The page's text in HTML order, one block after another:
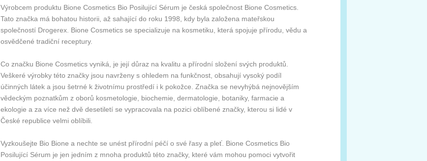
Výrobcem produktu Bione Cosmetics Bio Posilující Sérum je česká společnost Bione Cosmetics.
Tato značka má bohatou historii, až sahající do roku 1998, kdy byla založena mateřskou
společností Drogerex. Bione Cosmetics se specializuje na kosmetiku, která spojuje přírodu, vědu a
osvědčené tradiční receptury.
Co značku Bione Cosmetics vyniká, je její důraz na kvalitu a přírodní složení svých produktů.
Veškeré výrobky této značky jsou navrženy s ohledem na funkčnost, obsahují vysoký podíl
účinných látek a jsou šetrné k životnímu prostředí i k pokožce. Značka se nevyhýbá nejnovějším
vědeckým poznatkům z oborů kosmetologie, biochemie, dermatologie, botaniky, farmacie a
ekologie a za více než dvě desetiletí se vypracovala na pozici oblíbené značky, kterou si lidé v
České republice velmi oblíbili.
Vyzkoušejte Bio Bione a nechte se unést přírodní péčí o své řasy a pleť. Bione Cosmetics Bio
Posilující Sérum je jen jedním z mnoha produktů této značky, které vám mohou pomoci vytvořit